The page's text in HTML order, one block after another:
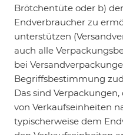
Brötchentüte oder b)
Endverbraucher zu
unterstützen
auch alle
bei
Begriffsbestimmung
Das sind
von Verkaufseinheiten
typischerweise dem